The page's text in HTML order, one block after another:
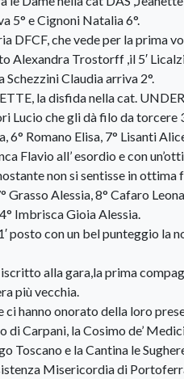
5° e Cignoni Natalia 6°.
DFCF, che vede per la prima
Alexandra Trostorff ,il 5′
Schezzini Claudia arriva 2°.
la disfida nella cat.
Lucio che gli dà filo da
6° Romano Elisa, 7° Lisanti
Flavio all’ esordio e con
non si sentisse in ottima
Grasso Alessia, 8° Cafaro
Imbrisca Gioia Alessia.
posto con un bel punteggio la
alla gara,la prima
più vecchia.
hanno onorato della loro
Carpani, la Cosimo de’
Toscano e la Cantina le
Misericordia di